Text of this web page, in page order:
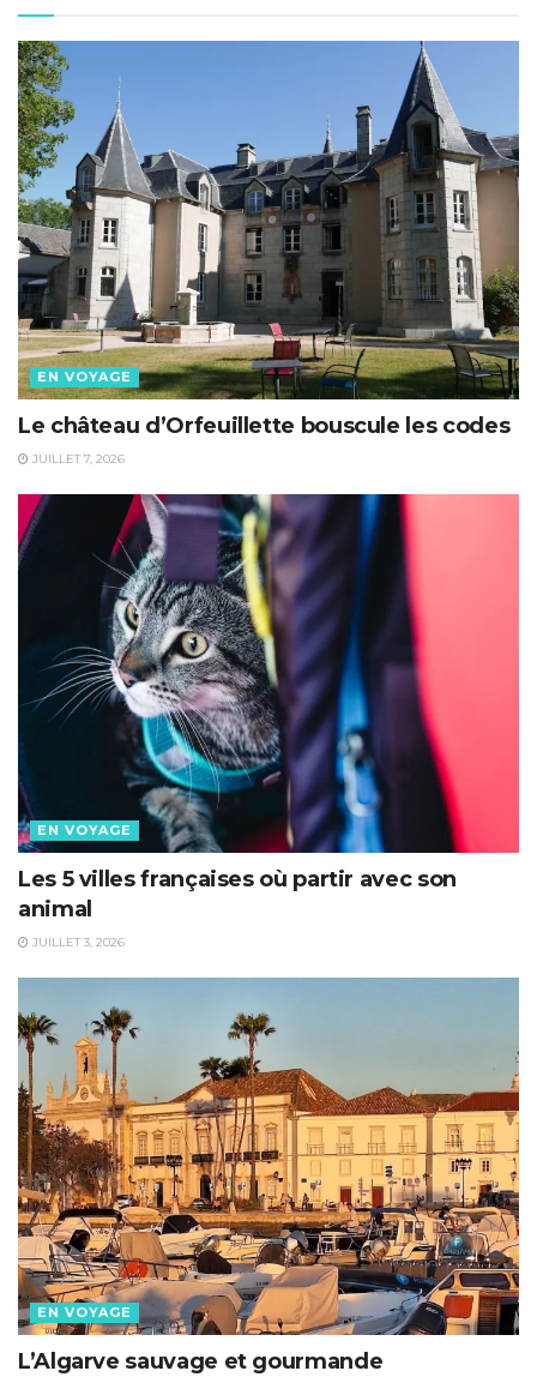
EN VOYAGE
Le château d’Orfeuillette bouscule les codes
JUILLET 7, 2026
EN VOYAGE
Les 5 villes françaises où partir avec son
animal
JUILLET 3, 2026
EN VOYAGE
L’Algarve sauvage et gourmande